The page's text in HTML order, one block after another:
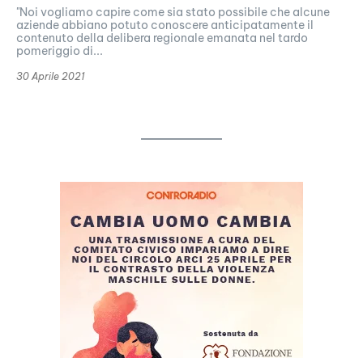
"Noi vogliamo capire come sia stato possibile che alcune
aziende abbiano potuto conoscere anticipatamente il
contenuto della delibera regionale emanata nel tardo
pomeriggio di...
30 Aprile 2021